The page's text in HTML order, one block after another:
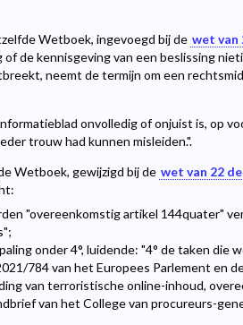
Wetboek, ingevoegd bij de wet van
de kennisgeving van een beslissing
neemt de termijn om een
onvolledig of onjuist is, op
trouw had kunnen misleiden.".
Wetboek, gewijzigd bij de wet van 22
"overeenkomstig artikel 144quater"
onder 4°, luidende: "4° de taken die
784 van het Europees Parlement en
van terroristische online-inhoud,
van het College van procureurs-